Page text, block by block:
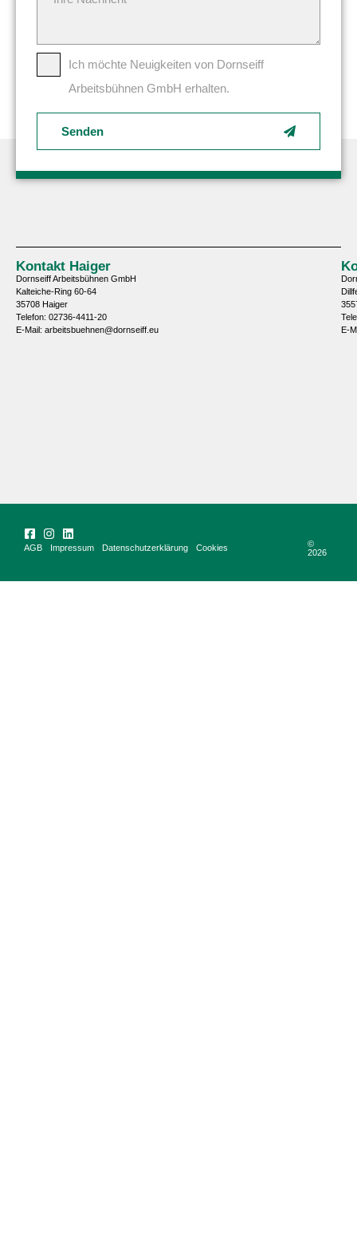
Ich möchte Neuigkeiten von Dornseiff
Arbeitsbühnen GmbH erhalten.
Senden
Kontakt Haiger
Dornseiff Arbeitsbühnen GmbH
Kalteiche-Ring 60-64
35708 Haiger
Telefon: 02736-4411-20
E-Mail: arbeitsbuehnen@dornseiff.eu
E-
©
2026
AGB Impressum Datenschutzerklärung Cookies